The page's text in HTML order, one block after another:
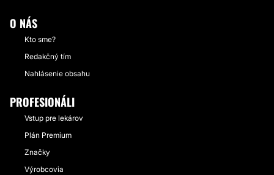
O NÁS
Kto sme?
Redakčný tím
Nahlásenie obsahu
PROFESIONÁLI
Vstup pre lekárov
Plán Premium
Značky
Výrobcovia